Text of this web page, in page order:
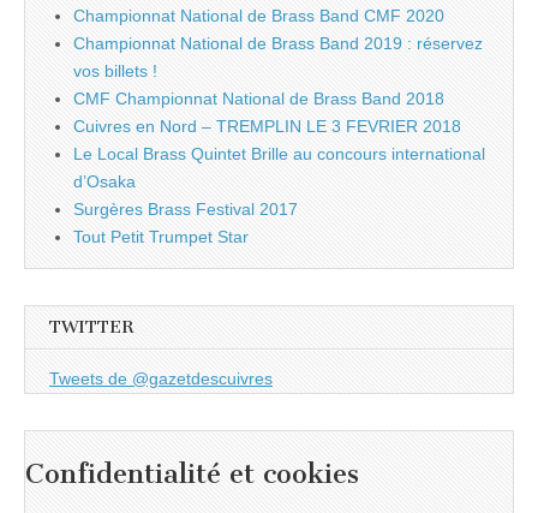
Championnat National de Brass Band CMF 2020
Championnat National de Brass Band 2019 : réservez
vos billets !
CMF Championnat National de Brass Band 2018
Cuivres en Nord – TREMPLIN LE 3 FEVRIER 2018
Le Local Brass Quintet Brille au concours international
d’Osaka
Surgères Brass Festival 2017
Tout Petit Trumpet Star
TWITTER
Tweets de @gazetdescuivres
Confidentialité et cookies